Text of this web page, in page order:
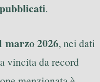
.
marzo 2026, nei dati
vincita da record